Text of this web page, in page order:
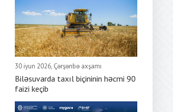
30 iyun 2026, Çərşənbə axşamı
Biləsuvarda taxıl biçininin həcmi 90
faizi keçib